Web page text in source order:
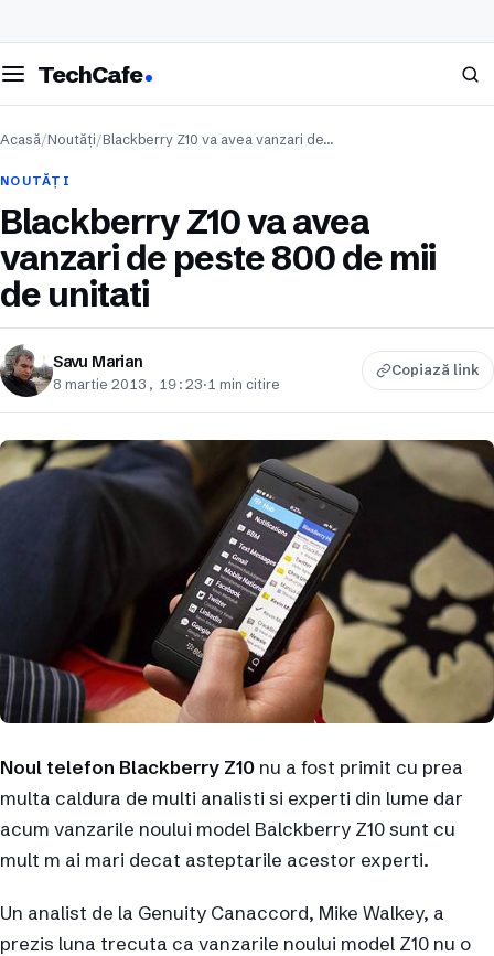
meniul
TechCafe Caută
Acasă/Noutăți/Blackberry Z10 va avea vanzari de…
NOUTĂȚI
Blackberry Z10 va avea
vanzari de peste 800 de mii
de unitati
Savu Marian
8 martie 2013, 19:23·1 min citire
Copiază link
Noul telefon Blackberry Z10 nu a fost primit cu prea
multa caldura de multi analisti si experti din lume dar
acum vanzarile noului model Balckberry Z10 sunt cu
mult m ai mari decat asteptarile acestor experti.
Un analist de la Genuity Canaccord, Mike Walkey, a
prezis luna trecuta ca vanzarile noului model Z10 nu o